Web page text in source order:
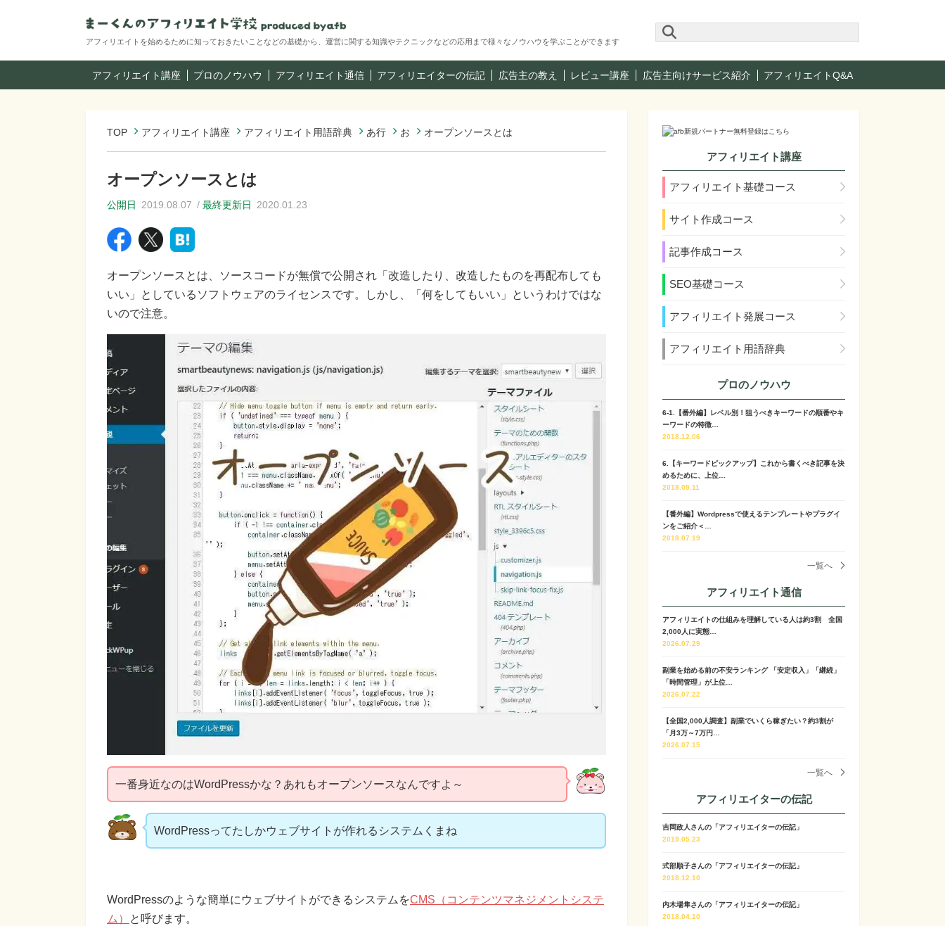
アフィリエイトを始めるために知っておきたいことなどの基礎から、運営に関する知識やテクニックなどの応用まで様々なノウハウを学ぶことができます
アフィリエイト講座 プロのノウハウ アフィリエイト通信 アフィリエイターの伝記 広告主の教え レビュー講座 広告主向けサービス紹介 アフィリエイトQ&A
TOP アフィリエイト講座 アフィリエイト用語辞典 あ行 お オープンソースとは
オープンソースとは
公開日 2019.08.07 最終更新日 2020.01.23
オープンソースとは、ソースコードが無償で公開され「改造したり、改造したものを再配布しても
いい」としているソフトウェアのライセンスです。しかし、「何をしてもいい」というわけではな
いので注意。
一番身近なのはWordPressかな？あれもオープンソースなんですよ～
WordPressってたしかウェブサイトが作れるシステムくまね
WordPressのような簡単にウェブサイトができるシステムをCMS（コンテンツマネジメントシステ
ム）
と呼びます。
アフィリエイト講座
アフィリエイト基礎コース
サイト作成コース
記事作成コース
SEO基礎コース
アフィリエイト発展コース
アフィリエイト用語辞典
プロのノウハウ
6-1.【番外編】レベル別！狙うべきキーワードの順番やキ
ーワードの特徴…
2018.12.06
6.【キーワードピックアップ】これから書くべき記事を決
めるために、上位…
2018.09.11
【番外編】Wordpressで使えるテンプレートやプラグイ
ンをご紹介＜…
2018.07.19
一覧へ
アフィリエイト通信
アフィリエイトの仕組みを理解している人は約3割 全国
2,000人に実態…
2026.07.29
副業を始める前の不安ランキング 「安定収入」「継続」
「時間管理」が上位…
2026.07.22
【全国2,000人調査】副業でいくら稼ぎたい？約3割が
「月3万～7万円…
2026.07.15
一覧へ
アフィリエイターの伝記
吉岡政人さんの「アフィリエイターの伝記」
2019.05.23
式部順子さんの「アフィリエイターの伝記」
2018.12.10
内木場隼さんの「アフィリエイターの伝記」
2018.04.10